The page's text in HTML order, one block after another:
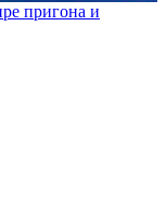
пригона и